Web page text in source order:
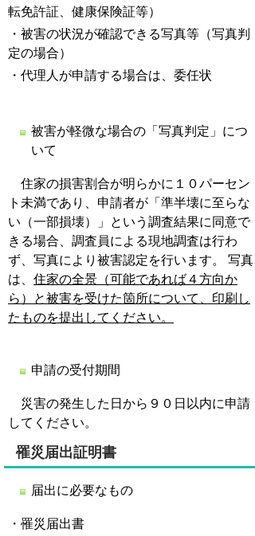
転免許証、健康保険証等）
・被害の状況が確認できる写真等（写真判
定の場合）
・代理人が申請する場合は、委任状
被害が軽微な場合の「写真判定」につ
いて
住家の損害割合が明らかに１０パーセン
ト未満であり、申請者が「準半壊に至らな
い（一部損壊）」という調査結果に同意で
きる場合、調査員による現地調査は行わ
ず、写真により被害認定を行います。 写真
は、 住家の全景（可能であれば４方向か
ら）と被害を受けた箇所について、印刷し
たものを提出してください。
申請の受付期間
災害の発生した日から９０日以内に申請
してください。
罹災届出証明書
届出に必要なもの
・罹災届出書